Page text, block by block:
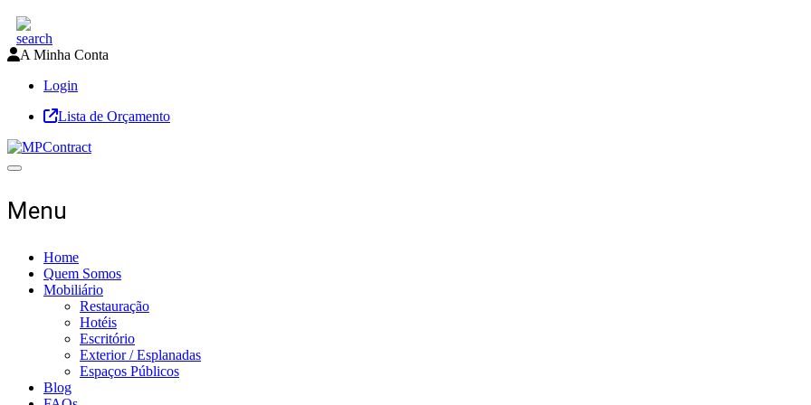
A Minha Conta
Login
Lista de Orçamento
Toggle navigation
Menu
Home
Quem Somos
Mobiliário
Restauração
Hotéis
Escritório
Exterior / Esplanadas
Espaços Públicos
Blog